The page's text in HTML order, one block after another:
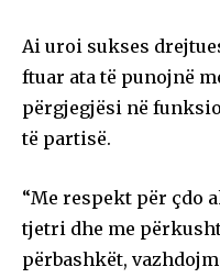
Ai uroi sukses
ftuar ata të punojnë
përgjegjësi në
të partisë.
“Me respekt për çdo
tjetri dhe me
përbashkët,